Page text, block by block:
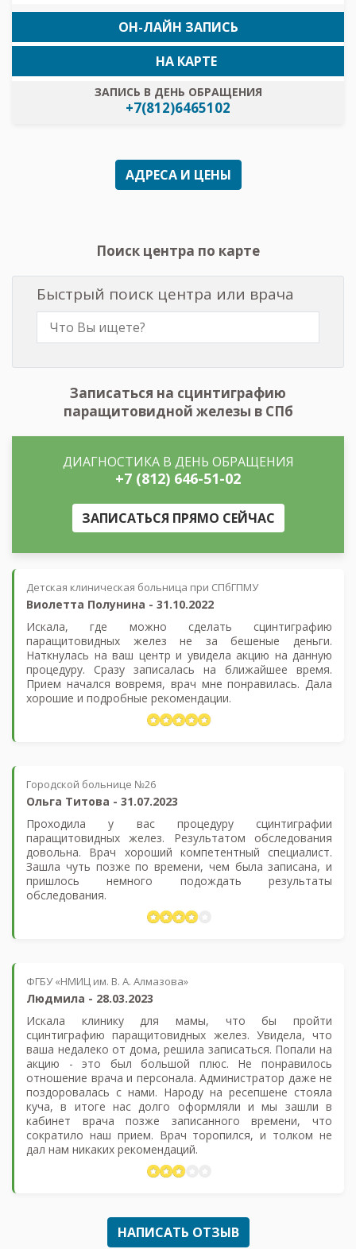
ОН-ЛАЙН ЗАПИСЬ
ЗАПИСЬ В ДЕНЬ ОБРАЩЕНИЯ
+7(812)6465102
НА КАРТЕ
АДРЕСА И ЦЕНЫ
Поиск центра по карте
Быстрый поиск центра или врача
Записаться на сцинтиграфию
паращитовидной железы в СПб
ДИАГНОСТИКА В ДЕНЬ ОБРАЩЕНИЯ
+7 (812) 646-51-02
ЗАПИСАТЬСЯ ПРЯМО СЕЙЧАС
Детская клиническая больница при СПбГПМУ
Виолетта Полунина - 31.10.2022
Искала, где можно сделать сцинтиграфию
паращитовидных желез не за бешеные деньги.
Наткнулась на ваш центр и увидела акцию на данную
процедуру. Сразу записалась на ближайшее время.
Прием начался вовремя, врач мне понравилась. Дала
хорошие и подробные рекомендации.
Городской больнице №26
Ольга Титова - 31.07.2023
Проходила у вас процедуру сцинтиграфии
паращитовидных желез. Результатом обследования
довольна. Врач хороший компетентный специалист.
Зашла чуть позже по времени, чем была записана, и
пришлось немного подождать результаты
обследования.
ФГБУ «НМИЦ им. В. А. Алмазова»
Людмила - 28.03.2023
Искала клинику для мамы, что бы пройти
сцинтиграфию паращитовидных желез. Увидела, что
ваша недалеко от дома, решила записаться. Попали на
акцию - это был большой плюс. Не понравилось
отношение врача и персонала. Администратор даже не
поздоровалась с нами. Народу на ресепшене стояла
куча, в итоге нас долго оформляли и мы зашли в
кабинет врача позже записанного времени, что
сократило наш прием. Врач торопился, и толком не
дал нам никаких рекомендаций.
НАПИСАТЬ ОТЗЫВ